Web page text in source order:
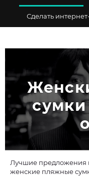
Сделать
Лучшие предложения
женские пляжные